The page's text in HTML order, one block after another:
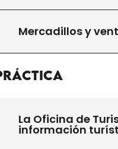
Mercadillos y
La Oficina de
información
Martyrs
50